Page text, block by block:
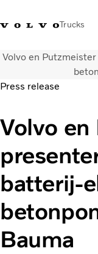
Trucks
Contact Kennis vergroten
CO2-reductie
Trucks
Truck Builder
Services
Dealer locator
Nieuws
Over ons
Volvo en
Press release
Volvo
batterij-
Bauma